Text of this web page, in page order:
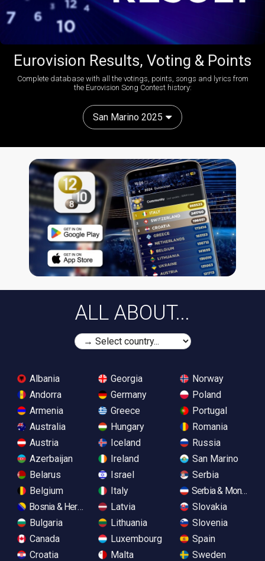
Eurovision Results, Voting & Points
Complete database with all the votings, points, songs and lyrics from
the Eurovision Song Contest history:
San Marino 2025
ALL ABOUT...
Albania
Andorra
Armenia
Australia
Austria
Azerbaijan
Belarus
Belgium
Bosnia & Herzegovina
Bulgaria
Canada
Croatia
Georgia
Germany
Greece
Hungary
Iceland
Ireland
Israel
Italy
Latvia
Lithuania
Luxembourg
Malta
Norway
Poland
Portugal
Romania
Russia
San Marino
Serbia
Serbia &
Slovakia
Slovenia
Spain
Sweden